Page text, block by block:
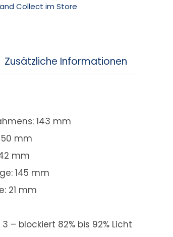
Collect im Store
Zusätzliche Informationen
143 mm
50 mm
mm
145 mm
21 mm
– blockiert 82% bis 92% Licht